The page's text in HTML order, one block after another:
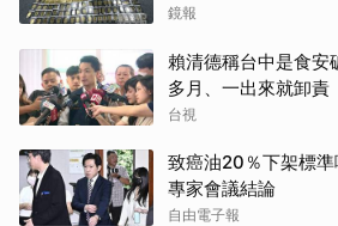
鏡報
賴清德稱台中是食安
多月、一出來就卸責
台視
致癌油20％下架標
專家會議結論
自由電子報